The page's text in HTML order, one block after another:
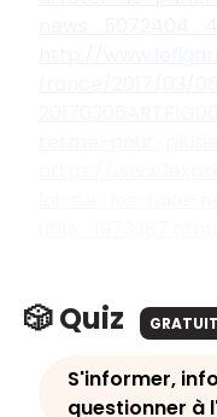
🎲 Quiz GRATUIT
S'informer,
questionner à